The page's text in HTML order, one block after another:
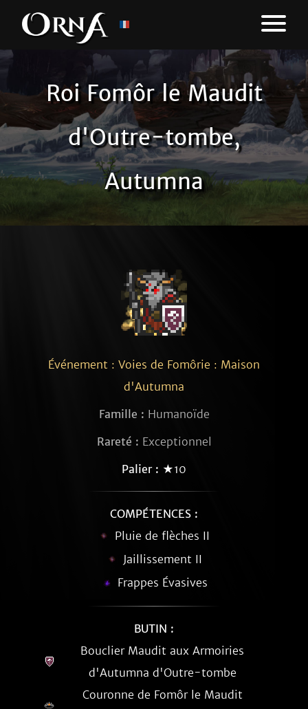
Roi Fomôr le Maudit
d'Outre-tombe,
Autumna
Événement : Voies de Fomôrie : Maison
d'Autumna
Famille : Humanoïde
Rareté : Exceptionnel
Palier : ★10
COMPÉTENCES :
Pluie de flèches II
Jaillissement II
Frappes Évasives
BUTIN :
Bouclier Maudit aux Armoiries
d'Autumna d'Outre-tombe
Couronne de Fomôr le Maudit